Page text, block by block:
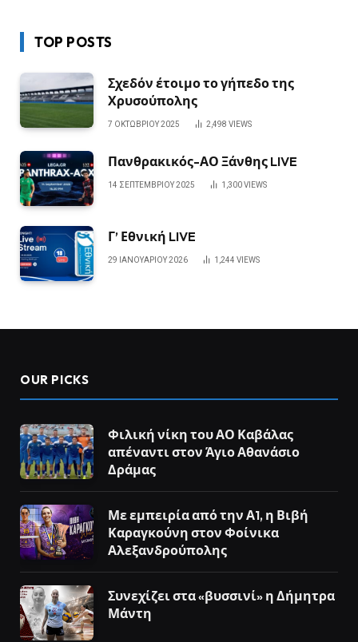
TOP POSTS
Σχεδόν έτοιμο το γήπεδο της
Χρυσούπολης
7 ΟΚΤΩΒΡΊΟΥ 2025 2,498 VIEWS
Πανθρακικός-ΑΟ Ξάνθης LIVE
14 ΣΕΠΤΕΜΒΡΊΟΥ 2025 1,300VIEWS
Γ’ Εθνική LIVE
29 ΙΑΝΟΥΑΡΊΟΥ 2026 1,244 VIEWS
OUR PICKS
Φιλική νίκη του ΑΟ Καβάλας
απέναντι στον Άγιο Αθανάσιο
Δράμας
Με εμπειρία από την Α1, η Βιβή
Καραγκούνη στον Φοίνικα
Αλεξανδρούπολης
Συνεχίζει στα «βυσσινί» η Δήμητρα
Μάντη